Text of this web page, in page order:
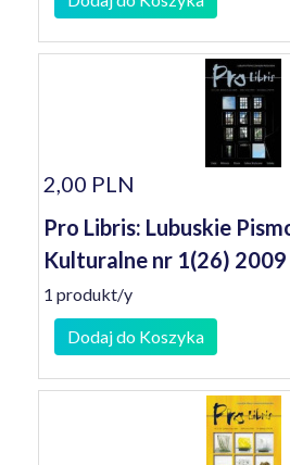
2,00 PLN
Pro Libris: Lubuskie
Kulturalne nr 1(26) 2009
1 produkt/y
Dodaj do Koszyka